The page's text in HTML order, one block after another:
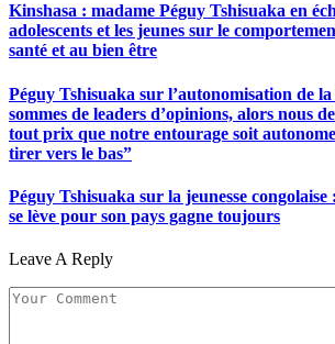
Kinshasa : madame Péguy Tshisuaka en
adolescents et les jeunes sur le
santé et au bien être
Péguy Tshisuaka sur l’autonomisation de
sommes de leaders d’opinions, alors nous
tout prix que notre entourage soit
tirer vers le bas”
Péguy Tshisuaka sur la jeunesse congolaise
se lève pour son pays gagne toujours
Leave A Reply